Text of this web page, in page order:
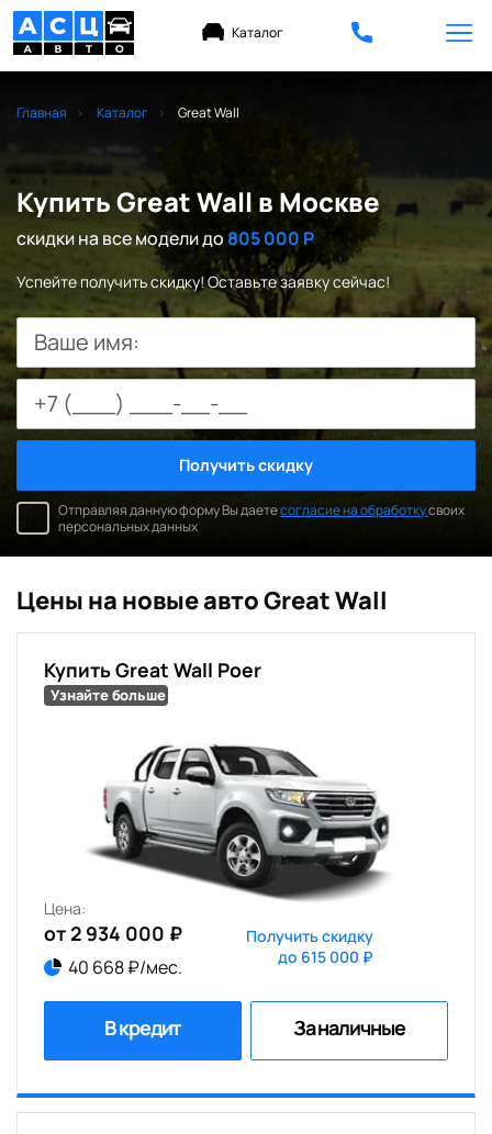
Каталог
Главная Каталог Great Wall
Купить Great Wall в Москве
скидки на все модели до 805 000 Р
Успейте получить скидку! Оставьте заявку сейчас!
Ваше имя:
Получить скидку
Отправляя данную форму Вы даетесогласие на обработкусвоих
персональных данных
Цены на новые авто Great Wall
Купить Great Wall Poer
Узнайте больше
Цена:
от 2 934 000 ₽
40 668 ₽/мес.
Получить скидку
до 615 000 ₽
В кредит За наличные